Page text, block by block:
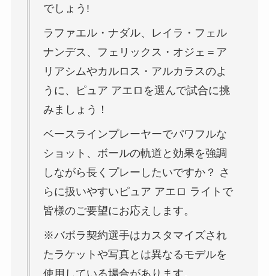
でしょう!
ラファエル・ナダル、レイラ・フェル
ナンデス、フェリックス・オジェ＝ア
リアシムやカルロス・アルカラスのよ
うに、ピュア アエロを選んで試合に挑
みましょう！
ベースラインプレーヤーでパワフルな
ショット、ボールの軌道と効果を強調
しながら長くプレーしたいですか？ さ
らに扱いやすいピュア アエロ ライトで
皆様のご要望にお応えします。
※バボラ契約選手はカスタマイズされ
たラケットや写真とは異なるモデルを
使用している場合があります。